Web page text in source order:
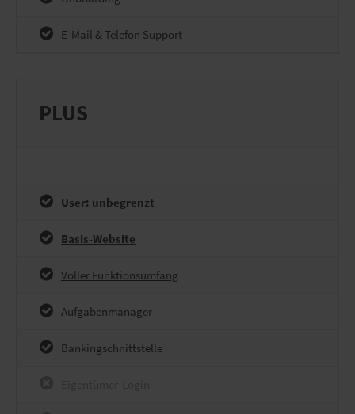
E-Mail & Telefon Support
PLUS
User: unbegrenzt
Basis-Website
Voller Funktionsumfang
Aufgabenmanager
Bankingschnittstelle